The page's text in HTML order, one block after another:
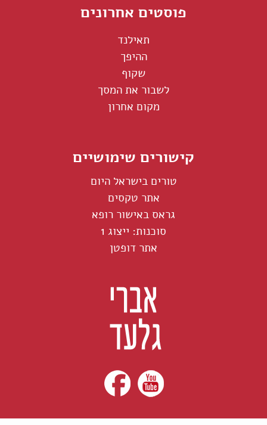
פוסטים אחרונים
תאילנד
ההיפך
שקוף
לשבור את המסך
מקום אחרון
קישורים שימושיים
טורים בישראל היום
אתר טקסים
גראס באישור רופא
סוכנות: ייצוג 1
אתר דופטן